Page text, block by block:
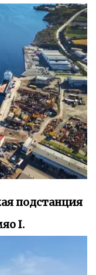
подстанция
I.